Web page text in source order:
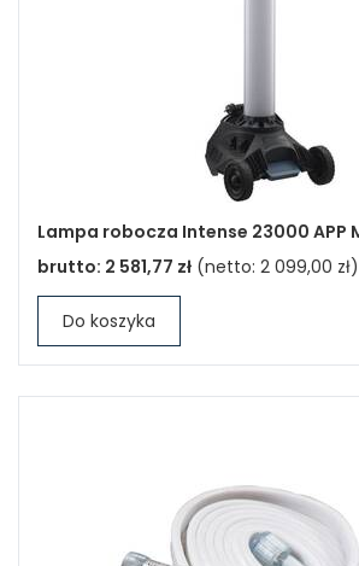
Lampa robocza Intense 23000 APP
brutto: 2 581,77 zł (netto: 2 099,00 zł)
Do koszyka